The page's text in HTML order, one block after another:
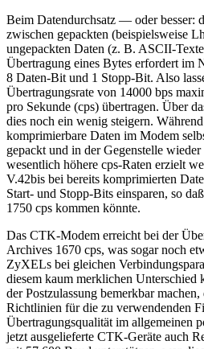
Beim Datendurchsatz — oder besser:
zwischen gepackten (beispielsweise
ungepackten Daten (z. B. ASCII-
Übertragung eines Bytes erfordert im
8 Daten-Bit und 1 Stopp-Bit. Also
Übertragungsrate von 14000 bps
pro Sekunde (cps) übertragen. Über
dies noch ein wenig steigern.
komprimierbare Daten im Modem
gepackt und in der Gegenstelle
wesentlich höhere cps-Raten erzielt
V.42bis bei bereits komprimierten
Start- und Stopp-Bits einsparen, so
1750 cps kommen könnte.
Das CTK-Modem erreicht bei der
Archives 1670 cps, was sogar noch
ZyXELs bei gleichen
diesem kaum merklichen Unterschied
der Postzulassung bemerkbar
Richtlinien für die zu verwendenden
Übertragungsqualität im allgemeinen
jetzt ausgelieferte CTK-Geräte auch